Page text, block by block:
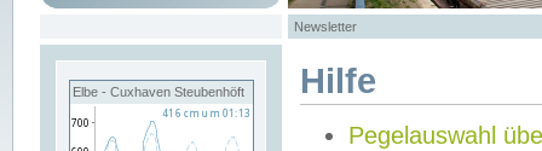
Newsletter
Elbe - Cuxhaven Steubenhöft Hilfe
Pegelauswahl